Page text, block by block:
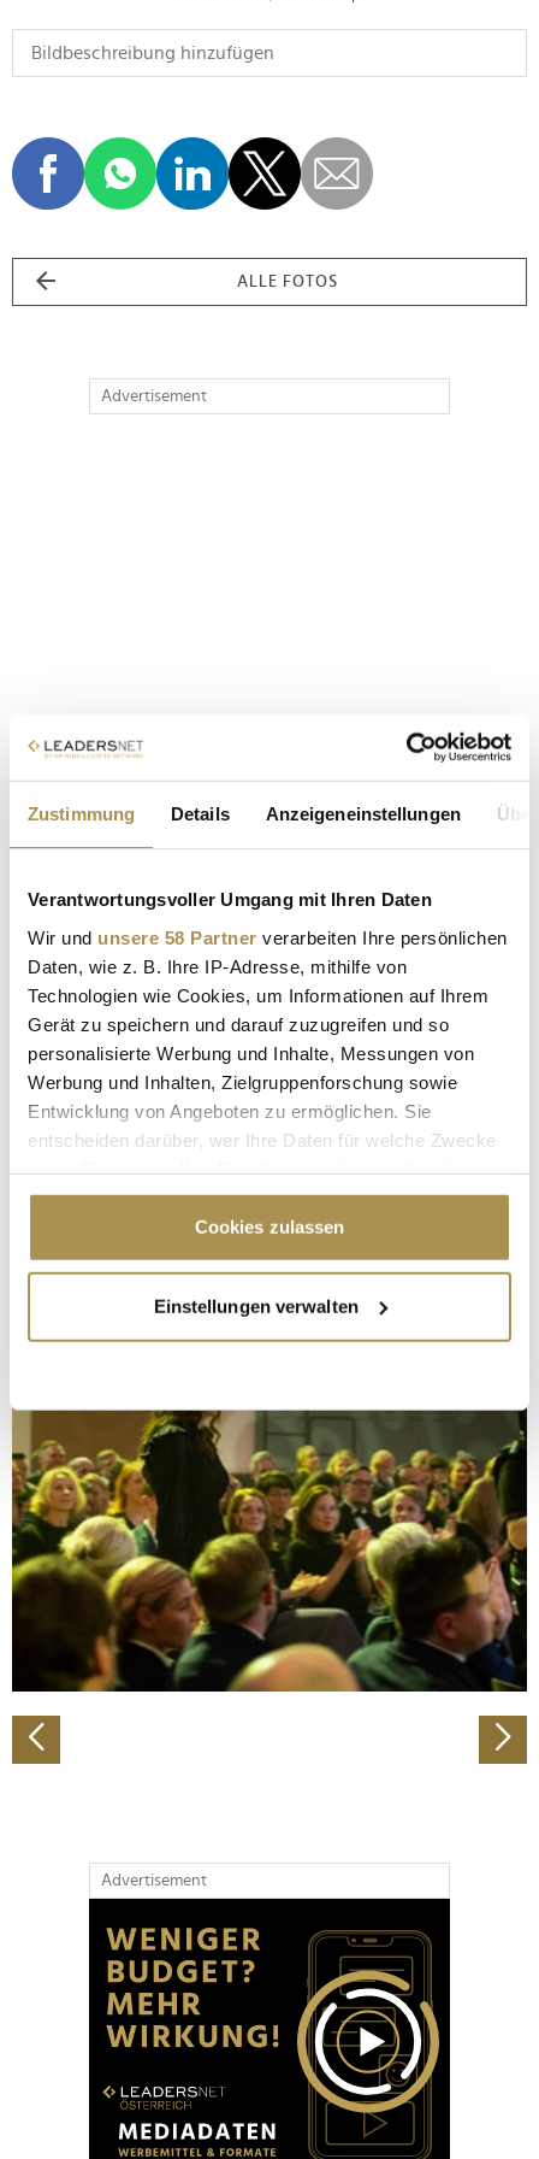
Zustimmung Details Anzeigeneinstellungen
Verantwortungsvoller Umgang mit Ihren Daten
Wir und unsere 58 Partner verarbeiten Ihre persönlichen
Daten, wie z. B. Ihre IP-Adresse, mithilfe von
Technologien wie Cookies, um Informationen auf Ihrem
Gerät zu speichern und darauf zuzugreifen und so
personalisierte Werbung und Inhalte, Messungen von
Werbung und Inhalten, Zielgruppenforschung sowie
Entwicklung von Angeboten zu ermöglichen. Sie
entscheiden darüber, wer Ihre Daten für welche Zwecke
Cookie-Erklärung oder durch Klicken auf das Privacy
Trigger Symbol ändern oder widerrufen
Informationen über Ihre geografische Lage
erfassen, welche bis auf einige Meter genau sein
bestimmten Merkmalen (Fingerprinting) identifizieren
Erfahren Sie mehr darüber, wie Ihre persönlichen Daten
verarbeitet werden, und legen Sie Ihre Präferenzen im
Abschnitt Einzelheitenfest.
Wir verwenden Cookies, um Inhalte und Anzeigen zu
personalisieren, Funktionen für soziale Medien anbieten
zu können und die Zugriffe auf unsere Website zu
analysieren. Außerdem geben wir Informationen zu Ihrer
Verwendung unserer Website an unsere Partner für
soziale Medien, Werbung und Analysen weiter. Unsere
Partner führen diese Informationen möglicherweise mit
Cookies zulassen
Einstellungen verwalten
ALLE FOTOS
Advertisement
Advertisement